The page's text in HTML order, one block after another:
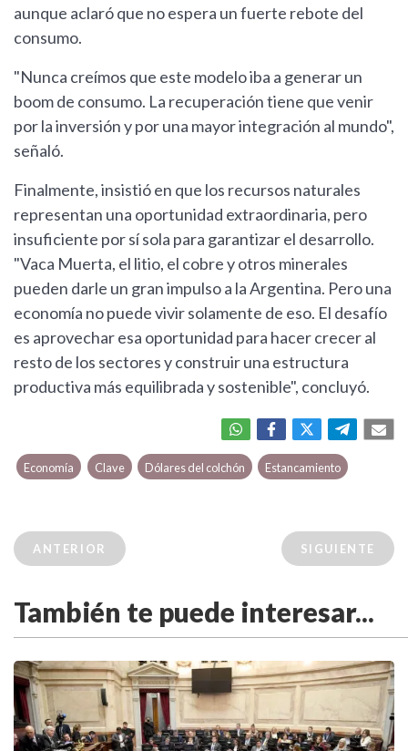
aunque aclaró que no espera un fuerte rebote del
consumo.
"Nunca creímos que este modelo iba a generar un
boom de consumo. La recuperación tiene que venir
por la inversión y por una mayor integración al mundo",
señaló.
Finalmente, insistió en que los recursos naturales
representan una oportunidad extraordinaria, pero
insuficiente por sí sola para garantizar el desarrollo.
"Vaca Muerta, el litio, el cobre y otros minerales
pueden darle un gran impulso a la Argentina. Pero una
economía no puede vivir solamente de eso. El desafío
es aprovechar esa oportunidad para hacer crecer al
resto de los sectores y construir una estructura
productiva más equilibrada y sostenible", concluyó.
Economía Clave Dólares del colchón Estancamiento
ANTERIOR SIGUIENTE
También te puede interesar...